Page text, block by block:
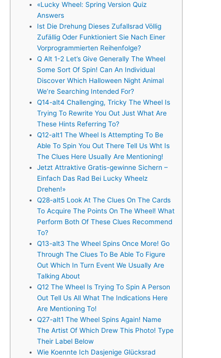
«Lucky Wheel: Spring Version Quiz
Answers
Ist Die Drehung Dieses Zufallsrad Völlig
Zufällig Oder Funktioniert Sie Nach Einer
Vorprogrammierten Reihenfolge?
Q Alt 1-2 Let’s Give Generally The Wheel
Some Sort Of Spin! Can An Individual
Discover Which Halloween Night Animal
We’re Searching Intended For?
Q14-alt4 Challenging, Tricky The Wheel Is
Trying To Rewrite You Out Just What Are
These Hints Referring To?
Q12-alt1 The Wheel Is Attempting To Be
Able To Spin You Out There Tell Us Wht Is
The Clues Here Usually Are Mentioning!
Jetzt Attraktive Gratis-gewinne Sichern –
Einfach Das Rad Bei Lucky Wheelz
Drehen!»
Q28-alt5 Look At The Clues On The Cards
To Acquire The Points On The Wheel! What
Perform Both Of These Clues Recommend
To?
Q13-alt3 The Wheel Spins Once More! Go
Through The Clues To Be Able To Figure
Out Which In Turn Event We Usually Are
Talking About
Q12 The Wheel Is Trying To Spin A Person
Out Tell Us All What The Indications Here
Are Mentioning To!
Q27-alt1 The Wheel Spins Again! Name
The Artist Of Which Drew This Photo! Type
Their Label Below
Wie Koennte Ich Dasjenige Glücksrad